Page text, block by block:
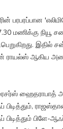
பரபரப்பான
மணிக்கு நியூ
இதில்
ராயல்ஸ் ஆகிய
ஹைதராபாத்
பிடித்தும்,
பிளே-